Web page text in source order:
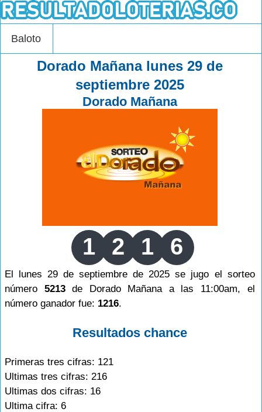
Baloto
Dorado Mañana lunes 29 de
septiembre 2025
Dorado Mañana
1 2 1 6
El lunes 29 de septiembre de 2025 se jugo el sorteo
número 5213de Dorado Mañana a las 11:00am, el
número ganador fue: 1216.
Resultados chance
Primeras tres cifras: 121
Ultimas tres cifras: 216
Ultimas dos cifras: 16
Ultima cifra: 6